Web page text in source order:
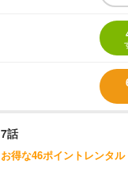
7話
お得な46ポイントレンタル